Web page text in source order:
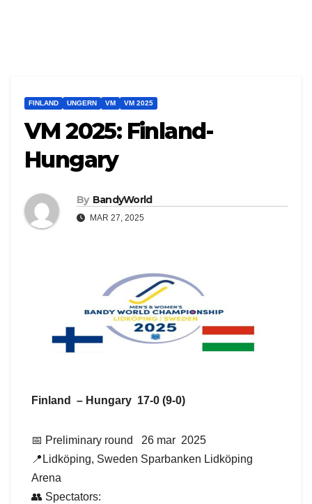
FINLAND UNGERN VM VM 2025
VM 2025: Finland-
Hungary
By BandyWorld
MAR 27, 2025
Finland – Hungary 17-0 (9-0)
📅 Preliminary round 26 mar 2025
📍Lidköping, Sweden Sparbanken Lidköping
Arena
👥 Spectators: